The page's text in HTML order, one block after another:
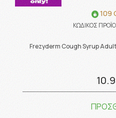
109
ΚΩΔΙΚΟΣ
Frezyderm Cough Syrup